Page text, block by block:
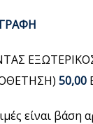
50,00
είναι βάση